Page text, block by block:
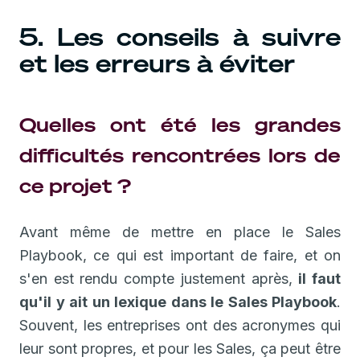
5. Les conseils à suivre
et les erreurs à éviter
Quelles ont été les grandes
difficultés rencontrées lors de
ce projet ?
Avant même de mettre en place le Sales
Playbook, ce qui est important de faire, et on
s'en est rendu compte justement après, il faut
qu'il y ait un lexique dans le Sales Playbook.
Souvent, les entreprises ont des acronymes qui
leur sont propres, et pour les Sales, ça peut être